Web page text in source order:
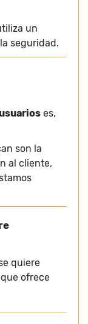
un
seguridad.
es,
son la
al cliente,
quiere
ofrece